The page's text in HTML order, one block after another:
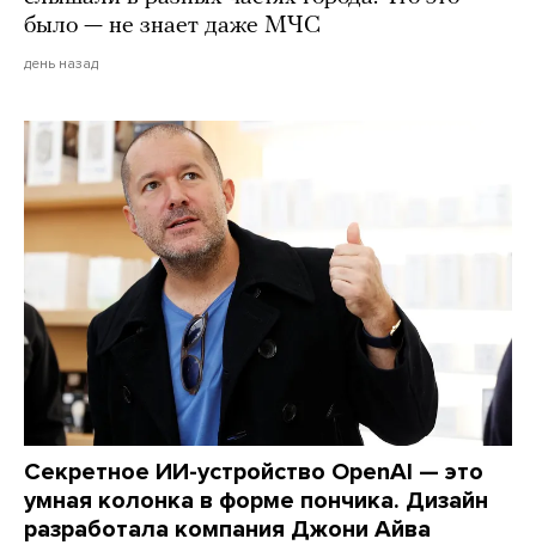
было — не знает даже МЧС
день назад
Секретное ИИ-устройство OpenAI — это
умная колонка в форме пончика. Дизайн
разработала компания Джони Айва